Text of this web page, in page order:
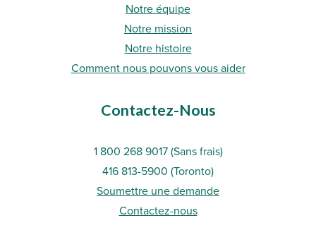
Notre équipe
Notre mission
Notre histoire
Comment nous pouvons vous aider
Contactez-Nous
1 800 268 9017 (Sans frais)
416 813-5900 (Toronto)
Soumettre une demande
Contactez-nous